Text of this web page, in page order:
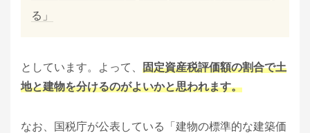
る」
としています。よって、 固定資産税評価額の割合で土
地と建物を分けるのがよいかと思われます。
なお、国税庁が公表している「建物の標準的な建築価